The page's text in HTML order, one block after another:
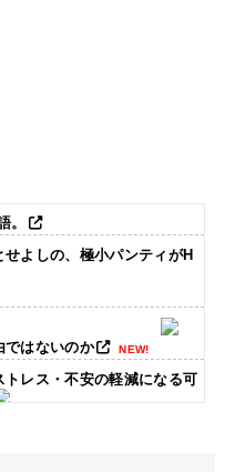
。
せよしの、極小パンティがH
ではないのか NEW!
トレス・不安の軽減になる可